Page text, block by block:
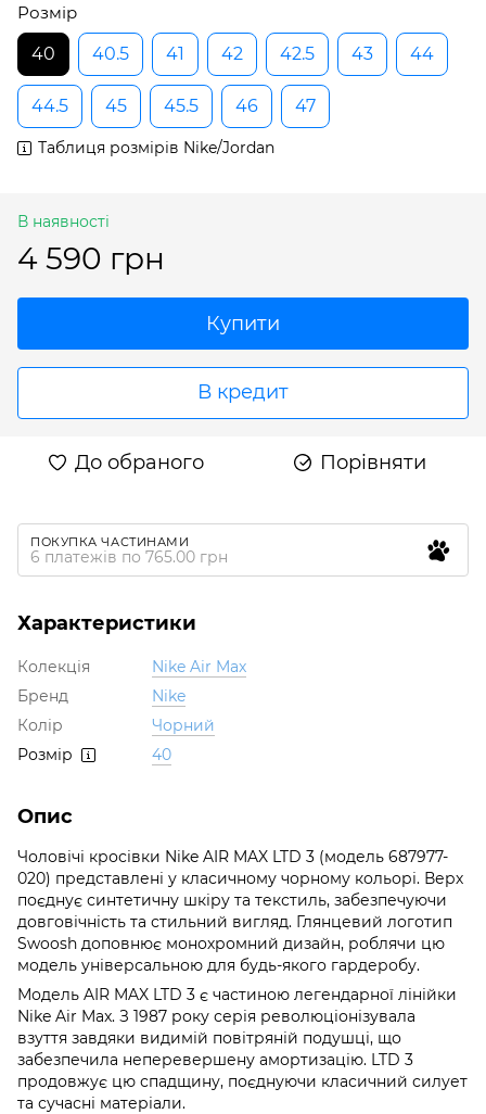
Розмір
40
40.5 41 42 42.5 43 44
44.5 45 45.5 46 47
Таблиця розмірів Nike/Jordan
В наявності
4 590 грн
Купити
В кредит
До обраного Порівняти
ПОКУПКА ЧАСТИНАМИ
6 платежів по 765.00 грн
Характеристики
Колекція
Nike Air Max
Бренд
Nike
Колір
Чорний
Розмір
40
Опис
Чоловічі кросівки Nike AIR MAX LTD 3 (модель 687977-
020) представлені у класичному чорному кольорі. Верх
поєднує синтетичну шкіру та текстиль, забезпечуючи
довговічність та стильний вигляд. Глянцевий логотип
Swoosh доповнює монохромний дизайн, роблячи цю
модель універсальною для будь-якого гардеробу.
Модель AIR MAX LTD 3 є частиною легендарної лінійки
Nike Air Max. З 1987 року серія революціонізувала
взуття завдяки видимій повітряній подушці, що
забезпечила неперевершену амортизацію. LTD 3
продовжує цю спадщину, поєднуючи класичний силует
та сучасні матеріали.